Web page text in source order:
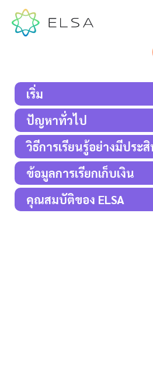
เริ่ม
ปัญหาทั่วไป
วิธีการเรียนรู้อย่างมีประ
ข้อมูลการเรียกเก็บเงิน
คุณสมบัติของ ELSA